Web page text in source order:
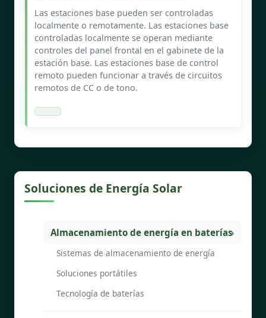
Las estaciones base pueden ser controladas
localmente o remotamente. Las estaciones base
controladas localmente se operan mediante
controles del panel frontal en el gabinete de la
estación base. Las estaciones base de control
remoto pueden funcionar a través de circuitos
remotos de CC o de tono.
Soluciones de Energía Solar
Almacenamiento de energía en baterías
Sistemas de almacenamiento de energía
Soluciones portátiles
Tecnología de baterías